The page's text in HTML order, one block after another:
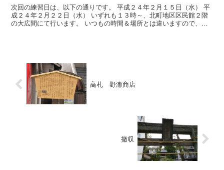
次回の練習日は、以下の通りです。 平成２４年２月１５日（水） 平
成２４年２月２２日（水） いずれも１３時～、北町地区区民館２階
の大広間にて行います。 いつもの時間＆場所とは違いますので、お
高札 野瀬商店
撤収